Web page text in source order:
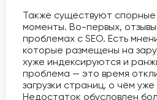
Также существуют спорные
моменты. Во-первых,
проблемах с SEO. Есть
которые размещены на
хуже индексируются и
проблема — это время
загрузки страниц, о чём
Недостаток обусловлен